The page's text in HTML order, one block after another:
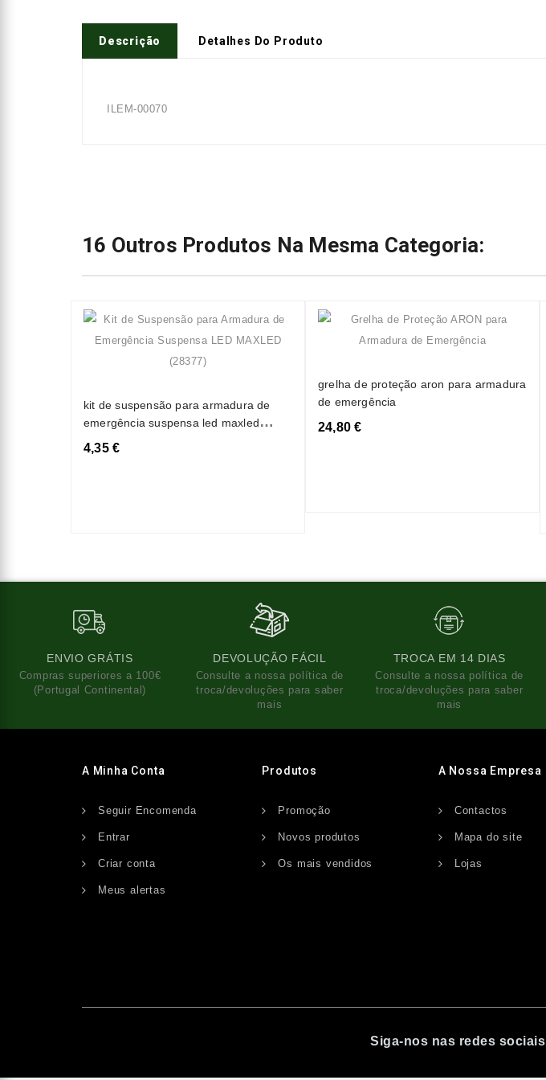
Descrição Detalhes Do Produto
ILEM-00070
16 Outros Produtos Na Mesma Categoria:
kit de suspensão para armadura de
emergência suspensa led maxled
(28377)
4,35 €
grelha de proteção aron para armadura
de emergência
24,80 €
ENVIO GRÁTIS
Compras superiores a 100€
(Portugal Continental)
DEVOLUÇÃO FÁCIL
Consulte a nossa política de
troca/devoluções para saber
mais
TROCA EM 14 DIAS
Consulte a nossa política de
troca/devoluções para saber
mais
A Minha Conta
Seguir Encomenda
Entrar
Criar conta
Meus alertas
Produtos
Promoção
Novos produtos
Os mais vendidos
A Nossa Empresa
Contactos
Mapa do site
Lojas
Siga-nos nas redes sociais